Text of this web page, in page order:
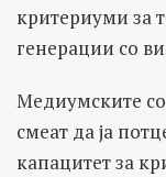
критериуми за
генерации со
Медиумските
смеат да ја
капацитет за